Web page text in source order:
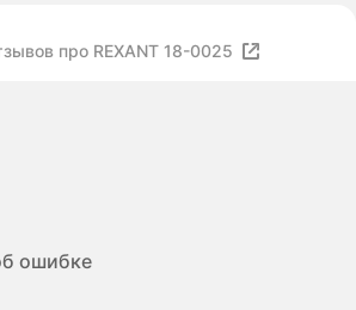
про REXANT 18-0025
ошибке